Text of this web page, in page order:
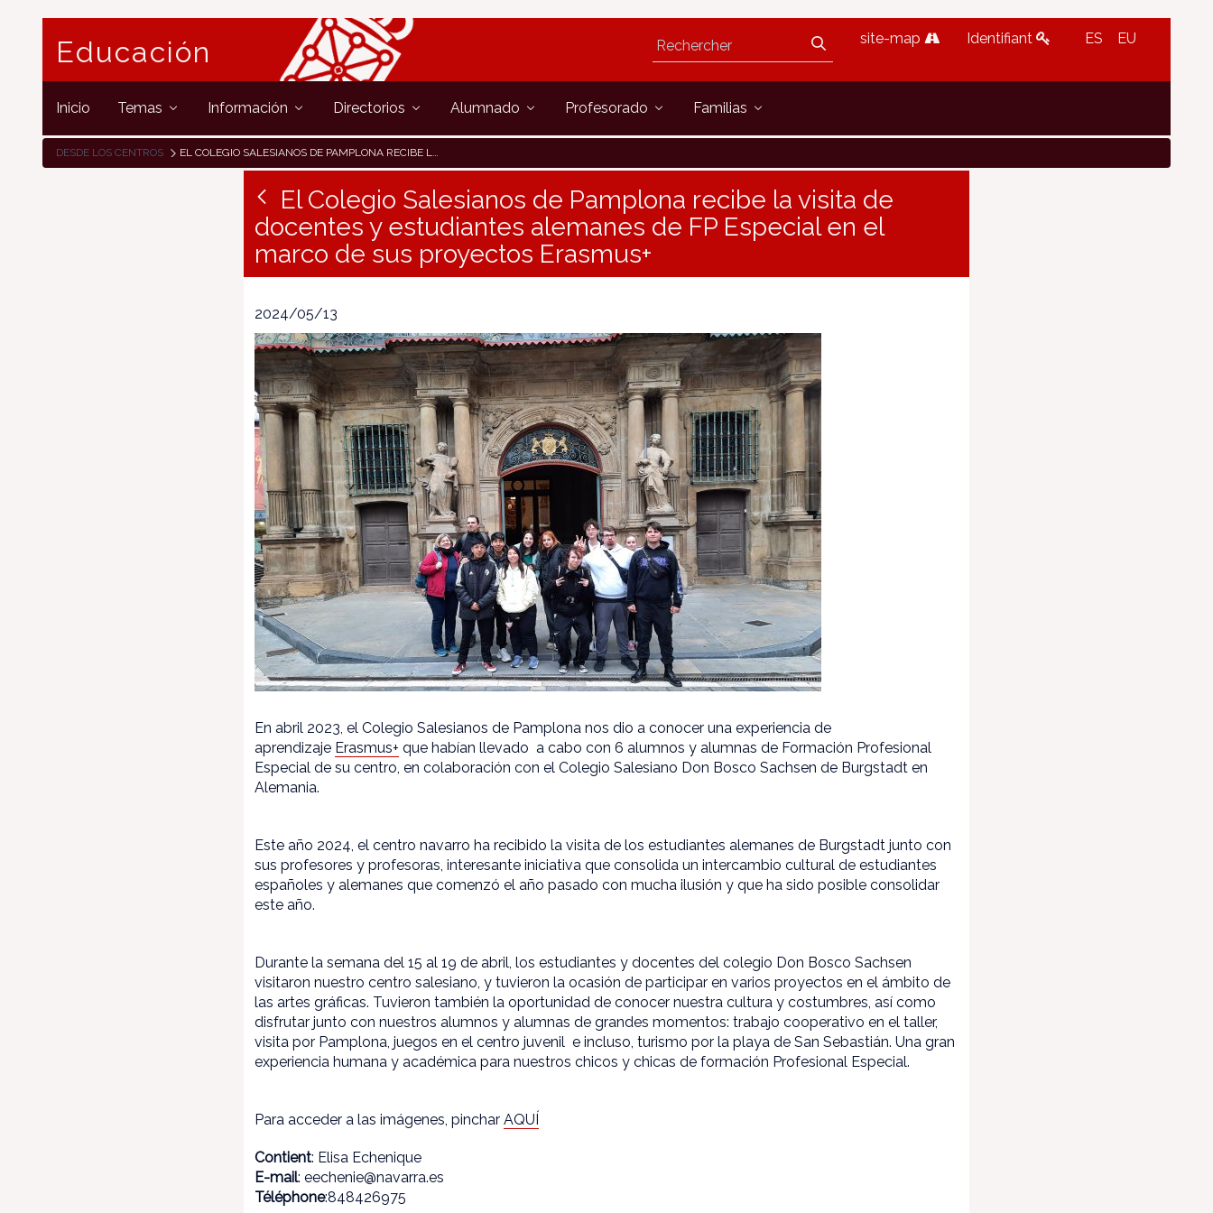
Educación site-map Identifiant ES EU
Inicio Temas Información Directorios Alumnado Profesorado Familias
DESDE LOS CENTROS EL COLEGIO SALESIANOS DE PAMPLONA RECIBE LA VISITA DE DOCENTES Y ESTUDIANTES ALEMANES DE FP ESPECIAL EN EL MARCO DE SUS PROYECTOS ERASMUS+
El Colegio Salesianos de Pamplona recibe la visita de
docentes y estudiantes alemanes de FP Especial en el
marco de sus proyectos Erasmus+
2024/05/13
En abril 2023, el Colegio Salesianos de Pamplona nos dio a conocer una experiencia de
aprendizaje Erasmus+ que habían llevado a cabo con 6 alumnos y alumnas de Formación Profesional
Especial de su centro, en colaboración con el Colegio Salesiano Don Bosco Sachsen de Burgstadt en
Alemania.
Este año 2024, el centro navarro ha recibido la visita de los estudiantes alemanes de Burgstadt junto con
sus profesores y profesoras, interesante iniciativa que consolida un intercambio cultural de estudiantes
españoles y alemanes que comenzó el año pasado con mucha ilusión y que ha sido posible consolidar
este año.
Durante la semana del 15 al 19 de abril, los estudiantes y docentes del colegio Don Bosco Sachsen
visitaron nuestro centro salesiano, y tuvieron la ocasión de participar en varios proyectos en el ámbito de
las artes gráficas. Tuvieron también la oportunidad de conocer nuestra cultura y costumbres, así como
disfrutar junto con nuestros alumnos y alumnas de grandes momentos: trabajo cooperativo en el taller,
visita por Pamplona, juegos en el centro juvenil e incluso, turismo por la playa de San Sebastián. Una gran
experiencia humana y académica para nuestros chicos y chicas de formación Profesional Especial.
Para acceder a las imágenes, pincharAQUÍ
Contient: Elisa Echenique
E-mail: eechenie@navarra.es
Téléphone:848426975